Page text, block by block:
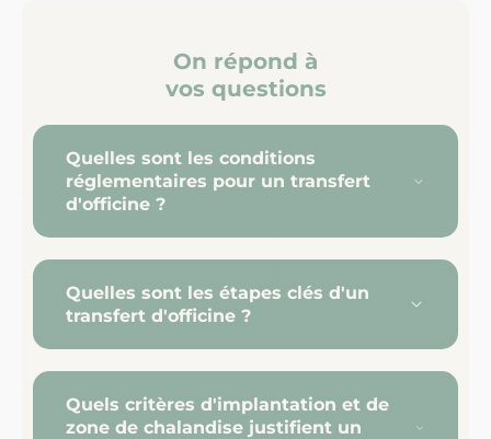
On répond à
vos questions
Quelles sont les conditions
réglementaires pour un transfert
d'officine ?
Quelles sont les étapes clés d'un
transfert d'officine ?
Quels critères d'implantation et de
zone de chalandise justifient un